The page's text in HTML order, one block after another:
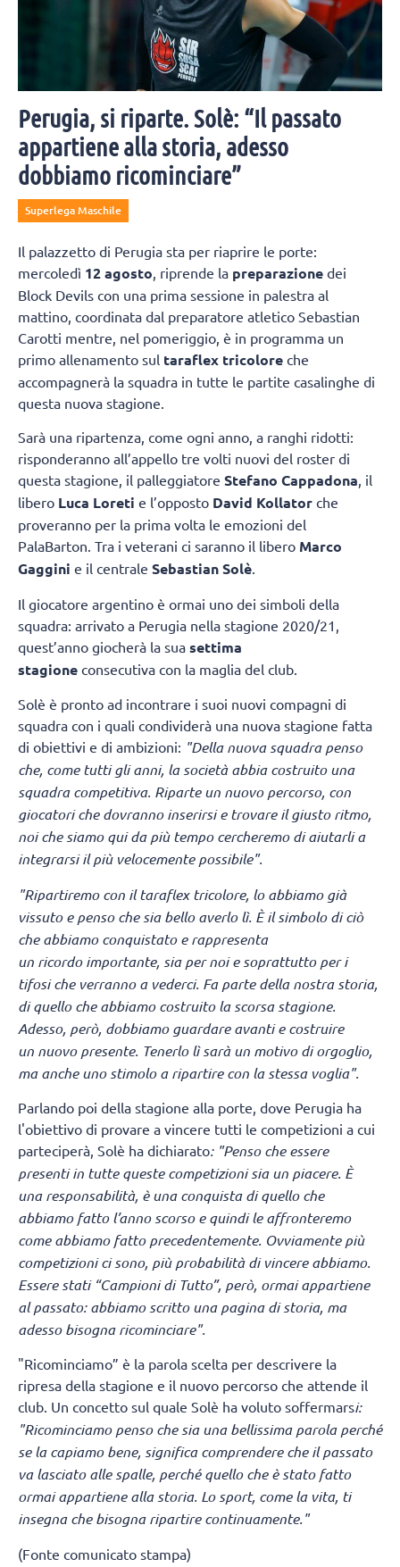
Perugia, si riparte. Solè: “Il passato
appartiene alla storia, adesso
dobbiamo ricominciare”
Superlega Maschile
Il palazzetto di Perugia sta per riaprire le porte:
mercoledì 12 agosto , riprende la preparazione dei
Block Devils con una prima sessione in palestra al
mattino, coordinata dal preparatore atletico Sebastian
Carotti mentre, nel pomeriggio, è in programma un
primo allenamento sul taraflex tricolore che
accompagnerà la squadra in tutte le partite casalinghe di
questa nuova stagione.
Sarà una ripartenza, come ogni anno, a ranghi ridotti:
risponderanno all’appello tre volti nuovi del roster di
questa stagione, il palleggiatore Stefano Cappadona, il
libero Luca Loreti e l’opposto David Kollator che
proveranno per la prima volta le emozioni del
PalaBarton. Tra i veterani ci saranno il libero Marco
Gaggini e il centrale Sebastian Solè.
Il giocatore argentino è ormai uno dei simboli della
squadra: arrivato a Perugia nella stagione 2020/21,
quest’anno giocherà la sua settima
stagione consecutiva con la maglia del club.
Solè è pronto ad incontrare i suoi nuovi compagni di
squadra con i quali condividerà una nuova stagione fatta
di obiettivi e di ambizioni: "Della nuova squadra penso
che, come tutti gli anni, la società abbia costruito una
squadra competitiva. Riparte un nuovo percorso, con
giocatori che dovranno inserirsi e trovare il giusto ritmo,
noi che siamo qui da più tempo cercheremo di aiutarli a
integrarsi il più velocemente possibile".
"Ripartiremo con il taraflex tricolore, lo abbiamo già
vissuto e penso che sia bello averlo lì. È il simbolo di ciò
che abbiamo conquistato e rappresenta
un ricordo importante, sia per noi e soprattutto per i
tifosi che verranno a vederci. Fa parte della nostra storia,
di quello che abbiamo costruito la scorsa stagione.
Adesso, però, dobbiamo guardare avanti e costruire
un nuovo presente. Tenerlo lì sarà un motivo di orgoglio,
ma anche uno stimolo a ripartire con la stessa voglia".
Parlando poi della stagione alla porte, dove Perugia ha
l'obiettivo di provare a vincere tutti le competizioni a cui
parteciperà, Solè ha dichiarato: "Penso che essere
presenti in tutte queste competizioni sia un piacere. È
una responsabilità, è una conquista di quello che
abbiamo fatto l’anno scorso e quindi le affronteremo
come abbiamo fatto precedentemente. Ovviamente più
competizioni ci sono, più probabilità di vincere abbiamo.
Essere stati “Campioni di Tutto”, però, ormai appartiene
al passato: abbiamo scritto una pagina di storia, ma
adesso bisogna ricominciare".
"Ricominciamo” è la parola scelta per descrivere la
ripresa della stagione e il nuovo percorso che attende il
club. Un concetto sul quale Solè ha voluto soffermarsi:
"Ricominciamo penso che sia una bellissima parola perché
se la capiamo bene, significa comprendere che il passato
va lasciato alle spalle, perché quello che è stato fatto
ormai appartiene alla storia. Lo sport, come la vita, ti
insegna che bisogna ripartire continuamente."
(Fonte comunicato stampa)